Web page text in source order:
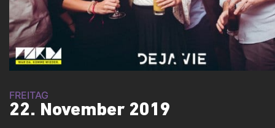
FREITAG
22. November 2019